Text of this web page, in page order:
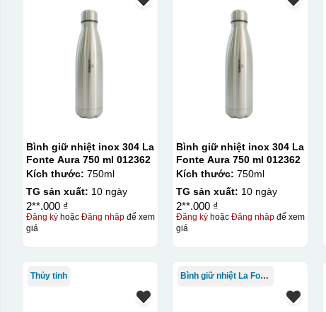
Bình giữ nhiệt inox 304 La
Fonte Aura 750 ml 012362
Kích thước: 750ml
TG sản xuất: 10 ngày
2**.000 ₫
Đăng kýhoặc Đăng nhậpđể xem
giá
Bình giữ nhiệt inox 304 La
Fonte Aura 750 ml 012362
Kích thước: 750ml
TG sản xuất: 10 ngày
2**.000 ₫
Đăng ký hoặcĐăng nhập để xem
giá
Thủy tinh Bình giữ nhiệt La Fonte